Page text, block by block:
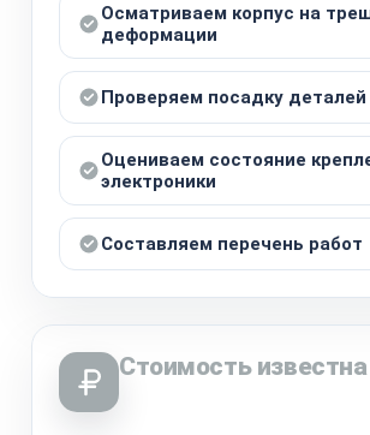
Осматриваем корпус на
деформации
Проверяем посадку
Оцениваем состояние
электроники
Составляем перечень работ
Стоимость